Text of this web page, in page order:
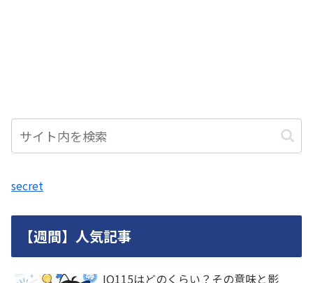
secret
【週間】人気記事
IQ115はどのくらい？その意味と影